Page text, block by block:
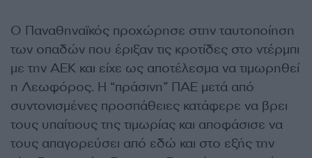
Ο Παναθηναϊκός προχώρησε στην ταυτοποίηση
των οπαδών που έριξαν τις κροτίδες στο ντέρμπι
με την ΑΕΚ και είχε ως αποτέλεσμα να τιμωρηθεί
η Λεωφόρος. Η “πράσινη” ΠΑΕ μετά από
συντονισμένες προσπάθειες κατάφερε να βρει
τους υπαίτιους της τιμωρίας και αποφάσισε να
τους απαγορεύσει από εδώ και στο εξής την